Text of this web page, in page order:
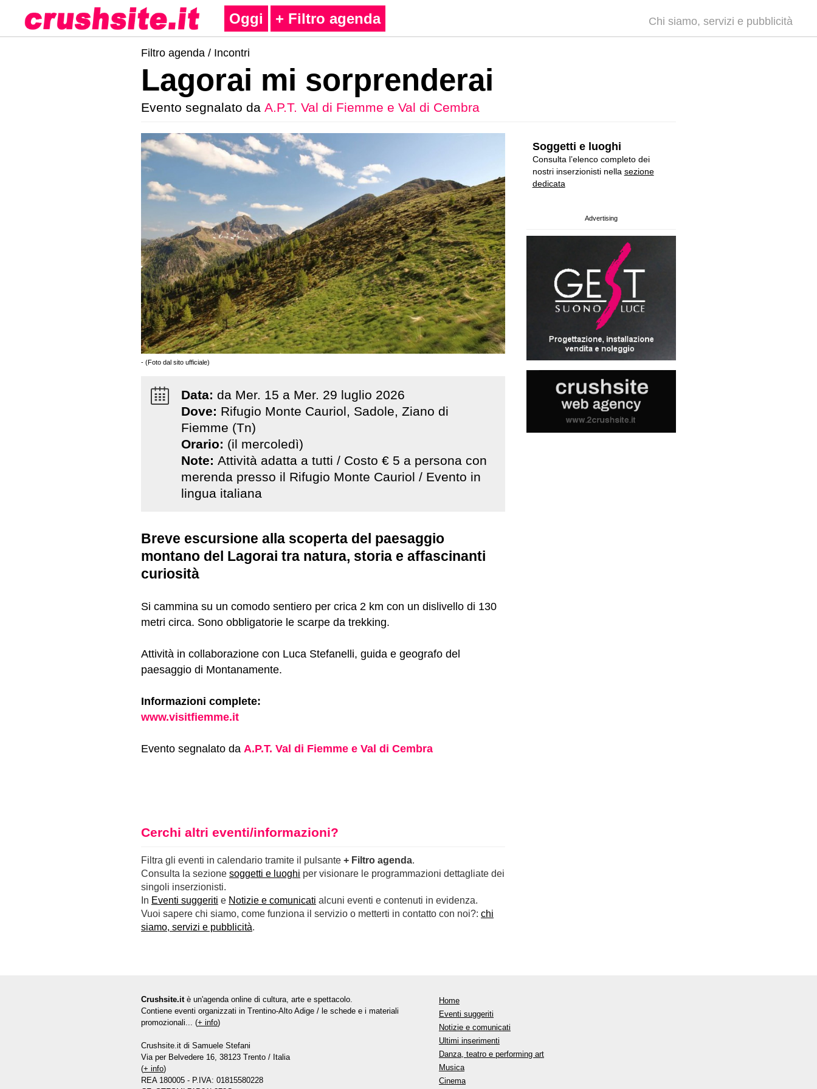
Oggi + Filtro agenda Chi siamo, servizi e pubblicità
Filtro agenda / Incontri
Lagorai mi sorprenderai
Evento segnalato da A.P.T. Val di Fiemme e Val di Cembra
- (Foto dal sito ufficiale)
Data: da Mer. 15 a Mer. 29 luglio 2026
Dove: Rifugio Monte Cauriol, Sadole, Ziano di
Fiemme (Tn)
Orario: (il mercoledì)
Note: Attività adatta a tutti / Costo € 5 a persona con
merenda presso il Rifugio Monte Cauriol / Evento in
lingua italiana
Breve escursione alla scoperta del paesaggio
montano del Lagorai tra natura, storia e affascinanti
curiosità
Si cammina su un comodo sentiero per crica 2 km con un dislivello di 130
metri circa. Sono obbligatorie le scarpe da trekking.
Attività in collaborazione con Luca Stefanelli, guida e geografo del
paesaggio di Montanamente.
Informazioni complete:
www.visitfiemme.it
Evento segnalato da A.P.T. Val di Fiemme e Val di Cembra
Cerchi altri eventi/informazioni?
Filtra gli eventi in calendario tramite il pulsante + Filtro agenda.
Consulta la sezione soggetti e luoghi per visionare le programmazioni dettagliate dei
singoli inserzionisti.
In Eventi suggeriti e Notizie e comunicati alcuni eventi e contenuti in evidenza.
Vuoi sapere chi siamo, come funziona il servizio o metterti in contatto con noi?: chi
siamo, servizi e pubblicità.
Soggetti e luoghi
Consulta l’elenco completo dei
nostri inserzionisti nella sezione
dedicata
Advertising
Crushsite.it è un'agenda online di cultura, arte e spettacolo.
Contiene eventi organizzati in Trentino-Alto Adige / le schede e i materiali
promozionali... (+ info)
Crushsite.it di Samuele Stefani
Via per Belvedere 16, 38123 Trento / Italia
(+ info)
REA 180005 - P.IVA: 01815580228
Home
Eventi suggeriti
Notizie e comunicati
Ultimi inserimenti
Danza, teatro e performing art
Musica
Cinema